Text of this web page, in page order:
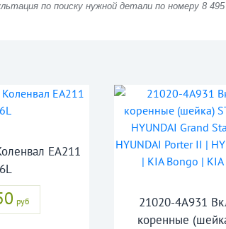
по поиску нужной детали по номеру 8 495
EA211
руб
21020-4A931
коренные